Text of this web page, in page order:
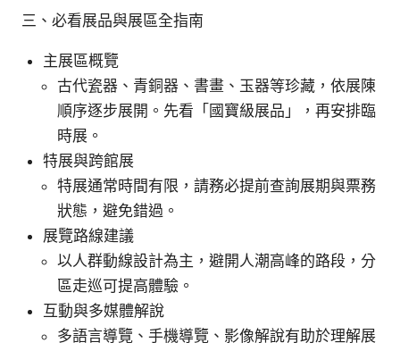
三、必看展品與展區全指南
主展區概覽
古代瓷器、青銅器、書畫、玉器等珍藏，依展陳
順序逐步展開。先看「國寶級展品」，再安排臨
時展。
特展與跨館展
特展通常時間有限，請務必提前查詢展期與票務
狀態，避免錯過。
展覽路線建議
以人群動線設計為主，避開人潮高峰的路段，分
區走巡可提高體驗。
互動與多媒體解說
多語言導覽、手機導覽、影像解說有助於理解展